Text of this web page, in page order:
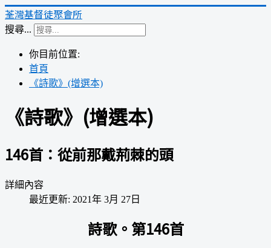
荃灣基督徒聚會所
搜尋...
你目前位置:
首頁
《詩歌》(增選本)
《詩歌》(增選本)
146首：從前那戴荊棘的頭
詳細內容
最近更新: 2021年 3月 27日
詩歌。第146首